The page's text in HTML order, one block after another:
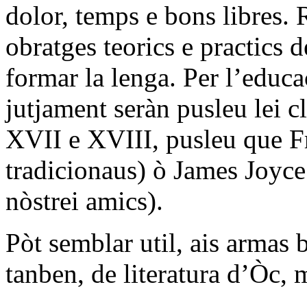
dolor, temps e bons libres.
obratges teorics e practics
formar la lenga. Per
jutjament seràn pusleu lei
XVII e XVIII, pusleu que
tradicionaus) ò James
nòstrei amics).
Pòt semblar util, ais armas
tanben, de literatura d’Òc,